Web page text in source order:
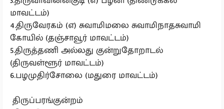
மாவட்டம்)
4.திருவேரகம் (எ) சுவாமிமலை சுவாமிநாதசுவாமி
கோயில் (தஞ்சாவூர் மாவட்டம்)
5.திருத்தணி அல்லது குன்றுதோறாடல்
(திருவள்ளூர் மாவட்டம்)
6.பழமுதிர்சோலை (மதுரை மாவட்டம்)
திருப்பரங்குன்றம்